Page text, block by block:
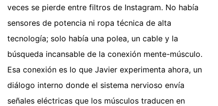
veces se pierde entre filtros de Instagram. No había
sensores de potencia ni ropa técnica de alta
tecnología; solo había una polea, un cable y la
búsqueda incansable de la conexión mente-músculo.
Esa conexión es lo que Javier experimenta ahora, un
diálogo interno donde el sistema nervioso envía
señales eléctricas que los músculos traducen en